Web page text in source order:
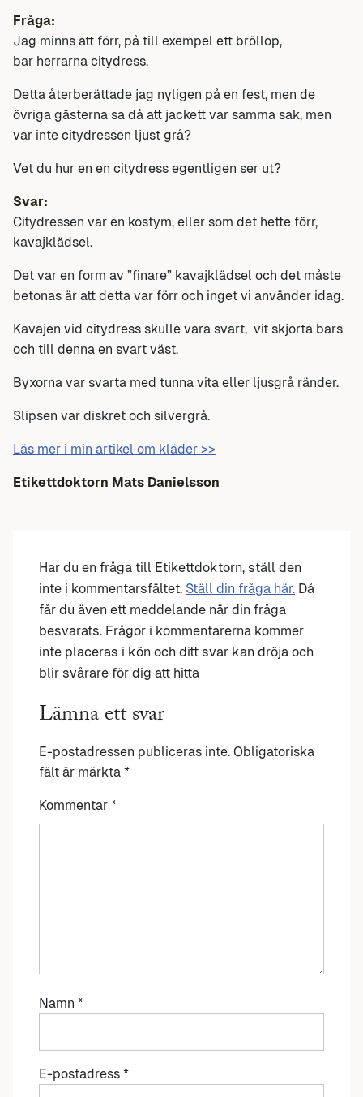
Fråga:
Jag minns att förr, på till exempel ett bröllop,
bar herrarna citydress.
Detta återberättade jag nyligen på en fest, men de
övriga gästerna sa då att jackett var samma sak, men
var inte citydressen ljust grå?
Vet du hur en en citydress egentligen ser ut?
Svar:
Citydressen var en kostym, eller som det hette förr,
kavajklädsel.
Det var en form av ”finare” kavajklädsel och det måste
betonas är att detta var förr och inget vi använder idag.
Kavajen vid citydress skulle vara svart, vit skjorta bars
och till denna en svart väst.
Byxorna var svarta med tunna vita eller ljusgrå ränder.
Slipsen var diskret och silvergrå.
Läs mer i min artikel om kläder >>
Etikettdoktorn Mats Danielsson
Har du en fråga till Etikettdoktorn, ställ den
inte i kommentarsfältet. Ställ din fråga här. Då
får du även ett meddelande när din fråga
besvarats. Frågor i kommentarerna kommer
inte placeras i kön och ditt svar kan dröja och
blir svårare för dig att hitta
Lämna ett svar
E-postadressen publiceras inte. Obligatoriska
fält är märkta *
Kommentar *
Namn *
E-postadress *